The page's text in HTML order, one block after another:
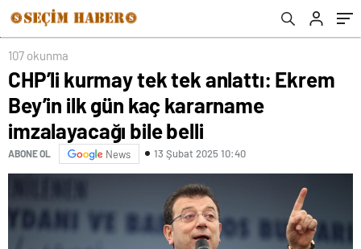
107 okunma
CHP’li kurmay tek tek anlattı: Ekrem
Bey’in ilk gün kaç kararname
imzalayacağı bile belli
ABONE OL News 13 Şubat 2025 10:40